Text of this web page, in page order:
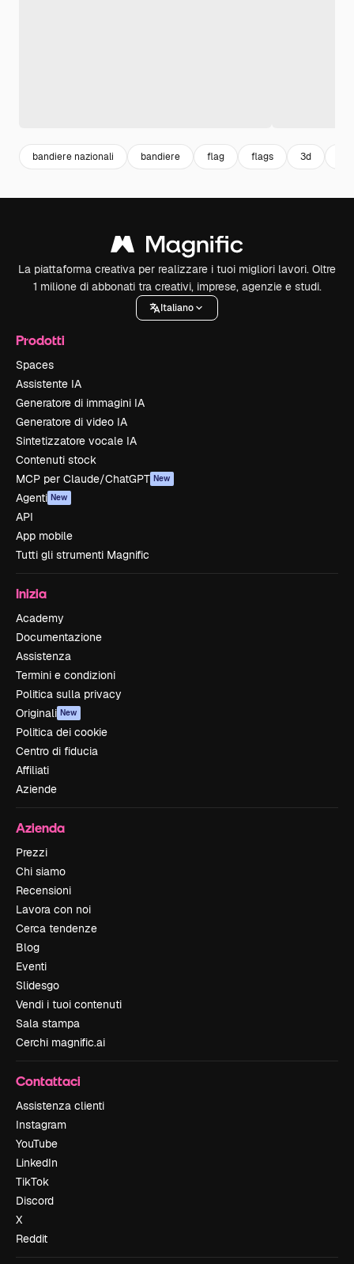
bandiere nazionali bandiere flag flags 3d
La piattaforma creativa per realizzare i tuoi migliori lavori. Oltre
1 milione di abbonati tra creativi, imprese, agenzie e studi.
Italiano
Prodotti
Spaces
Assistente IA
Generatore di immagini IA
Generatore di video IA
Sintetizzatore vocale IA
Contenuti stock
MCP per Claude/ChatGPT New
Agenti New
API
App mobile
Tutti gli strumenti Magnific
Inizia
Academy
Documentazione
Assistenza
Termini e condizioni
Politica sulla privacy
Originali New
Politica dei cookie
Centro di fiducia
Affiliati
Aziende
Azienda
Prezzi
Chi siamo
Recensioni
Lavora con noi
Cerca tendenze
Blog
Eventi
Slidesgo
Vendi i tuoi contenuti
Sala stampa
Cerchi magnific.ai
Contattaci
Assistenza clienti
Instagram
YouTube
LinkedIn
TikTok
Discord
X
Reddit